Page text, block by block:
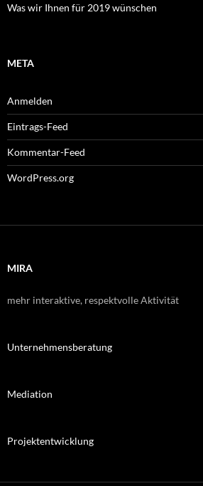
Was wir Ihnen für 2019 wünschen
META
Anmelden
Eintrags-Feed
Kommentar-Feed
WordPress.org
MIRA
mehr interaktive, respektvolle Aktivität
Unternehmensberatung
Mediation
Projektentwicklung